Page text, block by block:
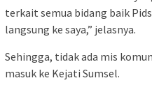
terkait semua bidang baik
langsung ke saya,” jelasnya.
Sehingga, tidak ada mis
masuk ke Kejati Sumsel.